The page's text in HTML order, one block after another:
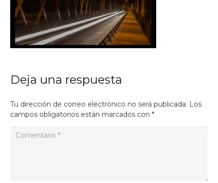
Deja una respuesta
Tu dirección de correo electrónico no será publicada. Los
campos obligatorios están marcados con *